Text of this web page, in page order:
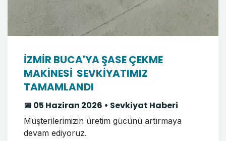
İZMİR BUCA'YA ŞASE ÇEKME
MAKİNESİ SEVKİYATIMIZ
TAMAMLANDI
📅 05 Haziran 2026 • Sevkiyat Haberi
Müşterilerimizin üretim gücünü artırmaya
devam ediyoruz.